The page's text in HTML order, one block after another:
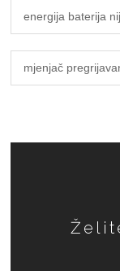
energija baterija
mjenjač